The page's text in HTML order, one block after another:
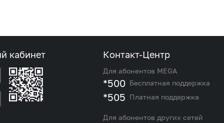
кабинет Контакт-Центр
Для абонентов MEGA
*500 Бесплатная поддержка
*505 Платная поддержка
Для абонентов других сетей